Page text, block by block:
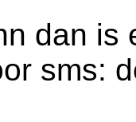
dan is
sms: